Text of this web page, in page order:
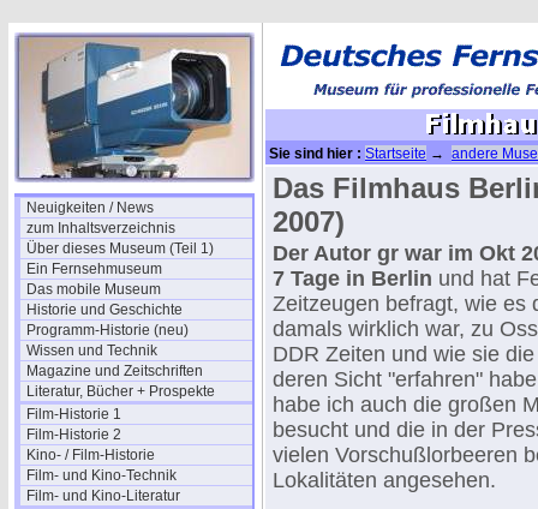
Neuigkeiten / News
zum Inhaltsverzeichnis
Über dieses Museum (Teil 1)
Ein Fernsehmuseum
Das mobile Museum
Historie und Geschichte
Programm-Historie (neu)
Wissen und Technik
Magazine und Zeitschriften
Literatur, Bücher + Prospekte
Film-Historie 1
Film-Historie 2
Kino- / Film-Historie
Film- und Kino-Technik
Film- und Kino-Literatur
Sie sind hier : Startseite → andere
Das Filmhaus
2007)
Der Autor gr war im Okt
7 Tage in Berlin und hat
Zeitzeugen befragt, wie es
damals wirklich war, zu
DDR Zeiten und wie sie
deren Sicht "erfahren"
habe ich auch die großen
besucht und die in der
vielen Vorschußlorbeeren
Lokalitäten angesehen.